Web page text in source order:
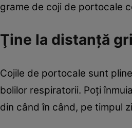
grame de coji de portocale
Ţine la distanţă
Cojile de portocale sunt
bolilor respiratorii. Poţi
din când în când, pe timpul